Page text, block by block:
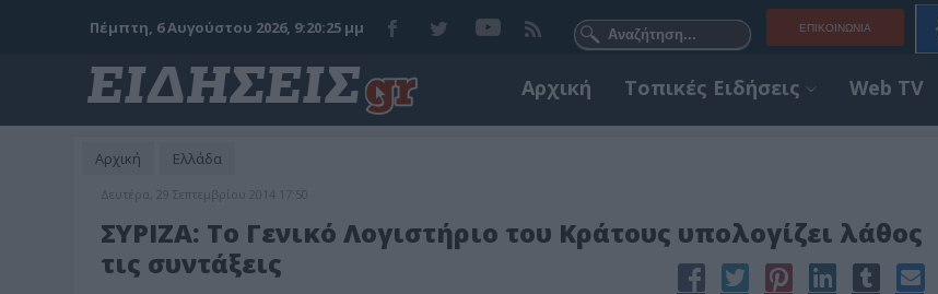
ΕΠΙΚΟΙΝΩΝΊΑ
Πέμπτη, 6 Αυγούστου 2026, 9:20:27 μμ
Αρχική Τοπικές Ειδήσεις Web TV
Αρχική Ελλάδα
Δευτέρα, 29 Σεπτεμβρίου 2014 17:50
ΣΥΡΙΖΑ: Το Γενικό Λογιστήριο του Κράτους υπολογίζει λάθος
τις συντάξεις